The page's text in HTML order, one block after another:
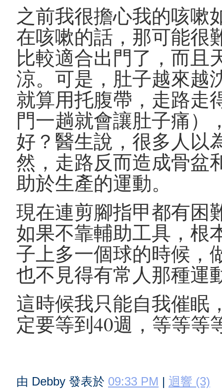
之前我很擔心我的咳嗽
在咳嗽的話，那可能很
比較適合出門了，而且
涼。可是，肚子越來越
就算用托腹帶，走路走
門一趟就會讓肚子痛）
好？醫生說，很多人以
然，走路反而造成骨盆
助於生產的運動。
現在連剪腳指甲都有困
如果不靠輔助工具，根
子上多一個球的時候，
也不見得有常人那種運
這時候我只能自我催眠
定要等到40週，等等
由 Debby 發表於 09:33 PM | 迴響 (3)